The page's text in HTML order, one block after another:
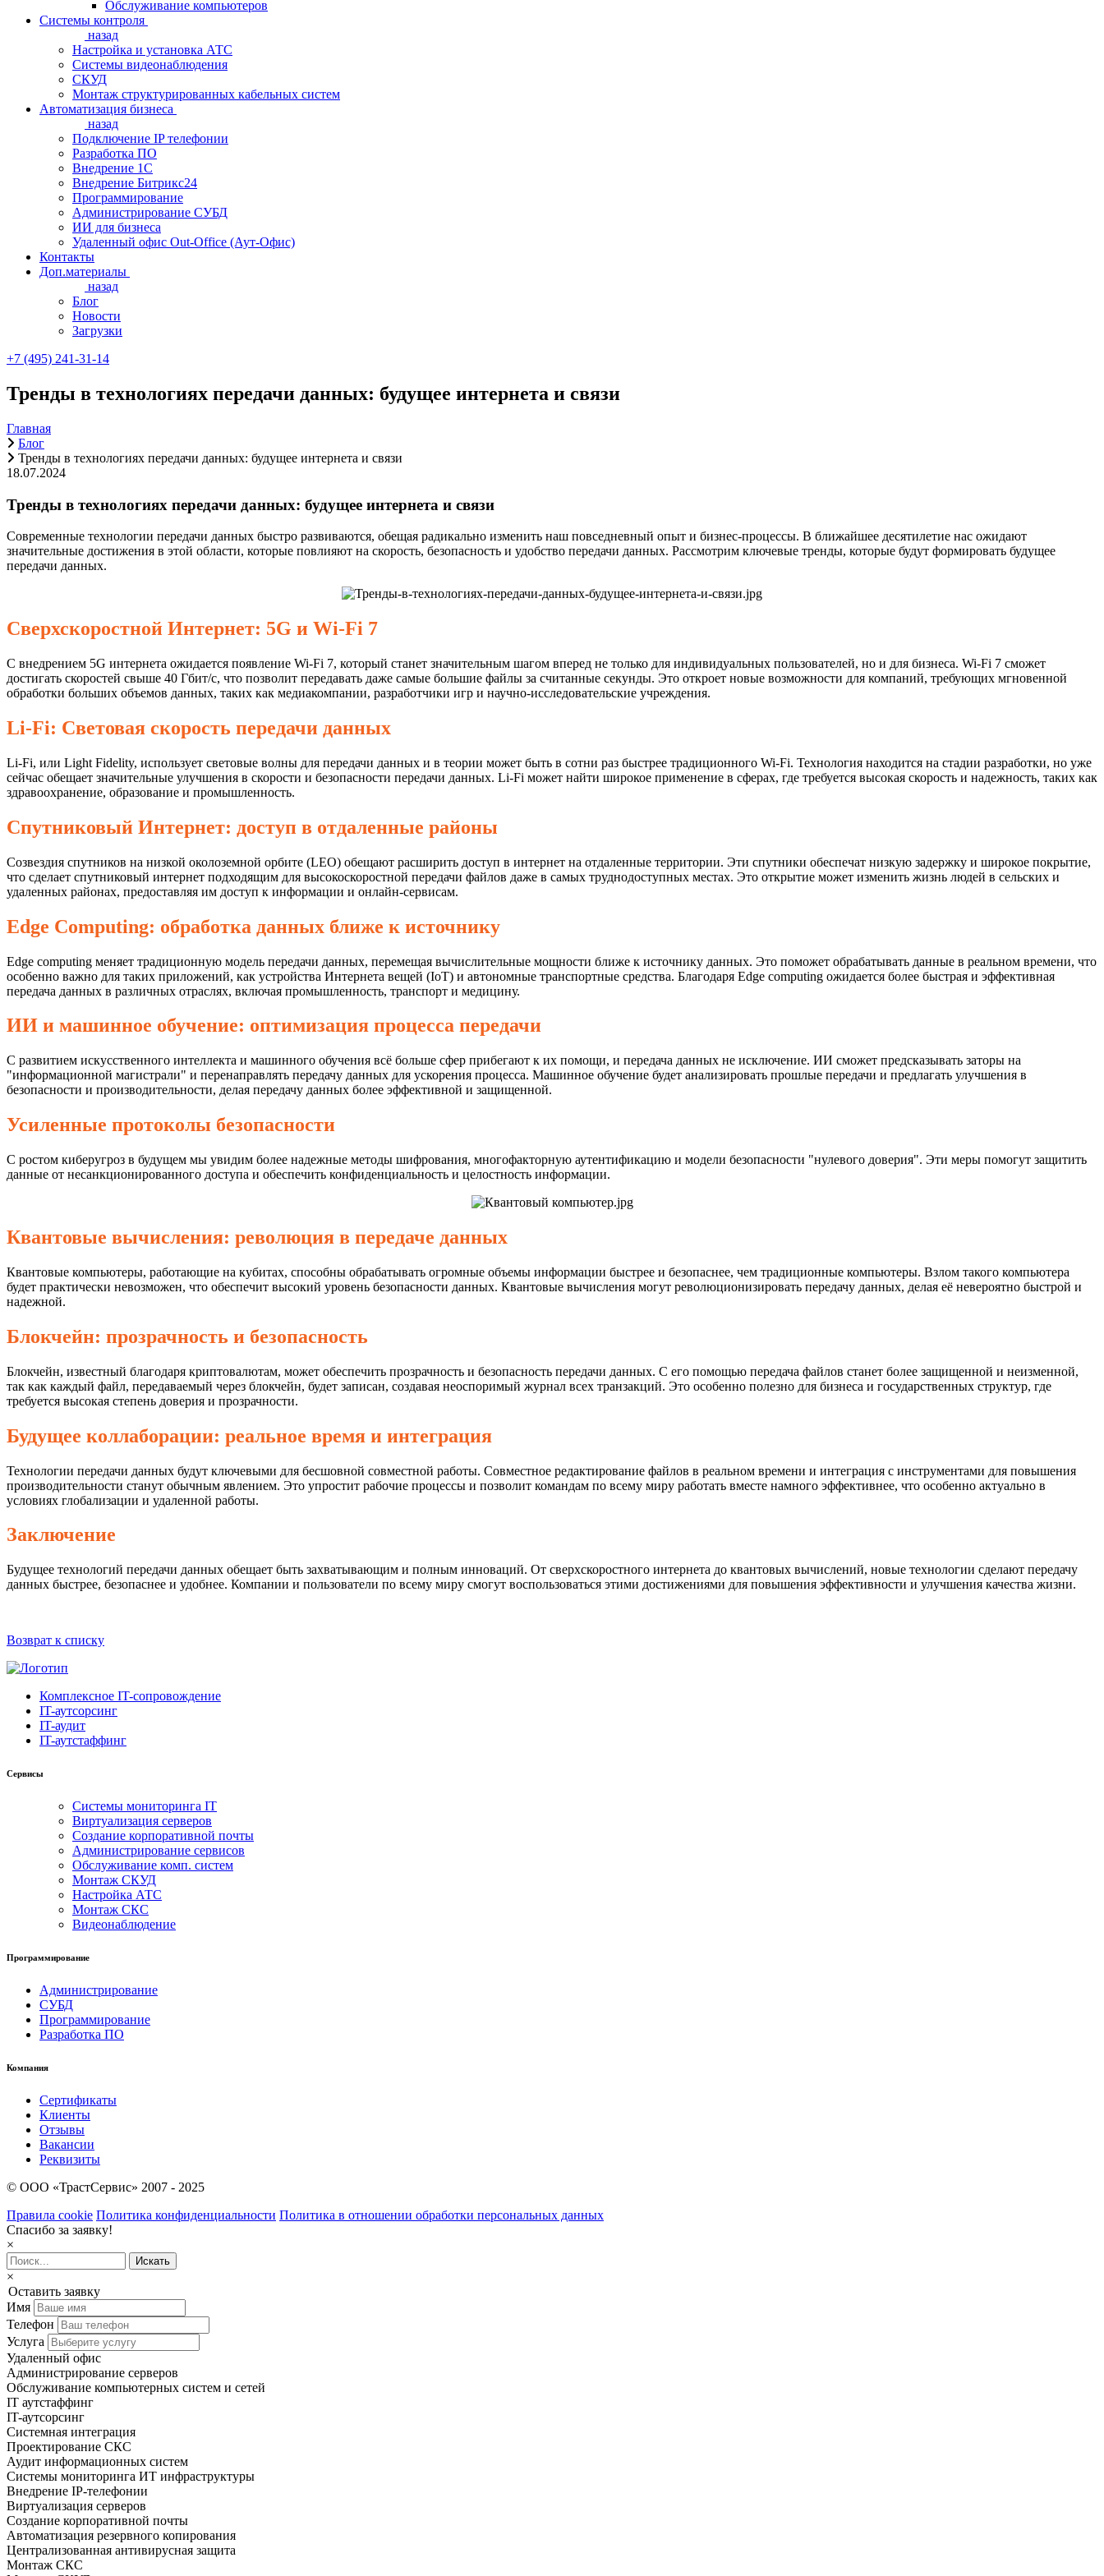
Обслуживание компьютеров
Системы контроля
назад
Настройка и установка АТС
Системы видеонаблюдения
СКУД
Монтаж структурированных кабельных систем
Автоматизация бизнеса
назад
Подключение IP телефонии
Разработка ПО
Внедрение 1С
Внедрение Битрикс24
Программирование
Администрирование СУБД
ИИ для бизнеса
Удаленный офис Out-Office (Аут-Офис)
Контакты
Доп.материалы
назад
Блог
Новости
Загрузки
+7 (495) 241-31-14
Тренды в технологиях передачи данных: будущее интернета и связи
Главная
Блог
Тренды в технологиях передачи данных: будущее интернета и связи
18.07.2024
Тренды в технологиях передачи данных: будущее интернета и связи
Современные технологии передачи данных быстро развиваются, обещая радикально изменить наш повседневный опыт и бизнес-процессы. В ближайшее десятилетие нас ожидают
значительные достижения в этой области, которые повлияют на скорость, безопасность и удобство передачи данных. Рассмотрим ключевые тренды, которые будут формировать будущее
передачи данных.
Сверхскоростной Интернет: 5G и Wi-Fi 7
С внедрением 5G интернета ожидается появление Wi-Fi 7, который станет значительным шагом вперед не только для индивидуальных пользователей, но и для бизнеса. Wi-Fi 7 сможет
достигать скоростей свыше 40 Гбит/с, что позволит передавать даже самые большие файлы за считанные секунды. Это откроет новые возможности для компаний, требующих мгновенной
обработки больших объемов данных, таких как медиакомпании, разработчики игр и научно-исследовательские учреждения.
Li-Fi: Световая скорость передачи данных
Li-Fi, или Light Fidelity, использует световые волны для передачи данных и в теории может быть в сотни раз быстрее традиционного Wi-Fi. Технология находится на стадии разработки, но уже
сейчас обещает значительные улучшения в скорости и безопасности передачи данных. Li-Fi может найти широкое применение в сферах, где требуется высокая скорость и надежность, таких как
здравоохранение, образование и промышленность.
Спутниковый Интернет: доступ в отдаленные районы
Созвездия спутников на низкой околоземной орбите (LEO) обещают расширить доступ в интернет на отдаленные территории. Эти спутники обеспечат низкую задержку и широкое покрытие,
что сделает спутниковый интернет подходящим для высокоскоростной передачи файлов даже в самых труднодоступных местах. Это открытие может изменить жизнь людей в сельских и
удаленных районах, предоставляя им доступ к информации и онлайн-сервисам.
Edge Computing: обработка данных ближе к источнику
Edge computing меняет традиционную модель передачи данных, перемещая вычислительные мощности ближе к источнику данных. Это поможет обрабатывать данные в реальном времени, что
особенно важно для таких приложений, как устройства Интернета вещей (IoT) и автономные транспортные средства. Благодаря Edge computing ожидается более быстрая и эффективная
передача данных в различных отраслях, включая промышленность, транспорт и медицину.
ИИ и машинное обучение: оптимизация процесса передачи
С развитием искусственного интеллекта и машинного обучения всё больше сфер прибегают к их помощи, и передача данных не исключение. ИИ сможет предсказывать заторы на
"информационной магистрали" и перенаправлять передачу данных для ускорения процесса. Машинное обучение будет анализировать прошлые передачи и предлагать улучшения в
безопасности и производительности, делая передачу данных более эффективной и защищенной.
Усиленные протоколы безопасности
С ростом киберугроз в будущем мы увидим более надежные методы шифрования, многофакторную аутентификацию и модели безопасности "нулевого доверия". Эти меры помогут защитить
данные от несанкционированного доступа и обеспечить конфиденциальность и целостность информации.
Квантовые вычисления: революция в передаче данных
Квантовые компьютеры, работающие на кубитах, способны обрабатывать огромные объемы информации быстрее и безопаснее, чем традиционные компьютеры. Взлом такого компьютера
будет практически невозможен, что обеспечит высокий уровень безопасности данных. Квантовые вычисления могут революционизировать передачу данных, делая её невероятно быстрой и
надежной.
Блокчейн: прозрачность и безопасность
Блокчейн, известный благодаря криптовалютам, может обеспечить прозрачность и безопасность передачи данных. С его помощью передача файлов станет более защищенной и неизменной,
так как каждый файл, передаваемый через блокчейн, будет записан, создавая неоспоримый журнал всех транзакций. Это особенно полезно для бизнеса и государственных структур, где
требуется высокая степень доверия и прозрачности.
Будущее коллаборации: реальное время и интеграция
Технологии передачи данных будут ключевыми для бесшовной совместной работы. Совместное редактирование файлов в реальном времени и интеграция с инструментами для повышения
производительности станут обычным явлением. Это упростит рабочие процессы и позволит командам по всему миру работать вместе намного эффективнее, что особенно актуально в
условиях глобализации и удаленной работы.
Заключение
Будущее технологий передачи данных обещает быть захватывающим и полным инноваций. От сверхскоростного интернета до квантовых вычислений, новые технологии сделают передачу
данных быстрее, безопаснее и удобнее. Компании и пользователи по всему миру смогут воспользоваться этими достижениями для повышения эффективности и улучшения качества жизни.
Возврат к списку
Комплексное IT-сопровождение
IT-аутсорсинг
IT-аудит
IT-аутстаффинг
Сервисы
Системы мониторинга IT
Виртуализация серверов
Создание корпоративной почты
Администрирование сервисов
Обслуживание комп. систем
Монтаж СКУД
Настройка АТС
Монтаж СКС
Видеонаблюдение
Программирование
Администрирование
СУБД
Программирование
Разработка ПО
Компания
Сертификаты
Клиенты
Отзывы
Вакансии
Реквизиты
© OOO «ТрастСервис» 2007 - 2025
Правила cookie Политика конфиденциальности Политика в отношении обработки персональных данных
Спасибо за заявку!
×
×
Оставить заявку
Имя
Телефон
Услуга
Удаленный офис
Администрирование серверов
Обслуживание компьютерных систем и сетей
IT аутстаффинг
IT-аутсорсинг
Системная интеграция
Проектирование СКС
Аудит информационных систем
Системы мониторинга ИТ инфраструктуры
Внедрение IP-телефонии
Виртуализация серверов
Создание корпоративной почты
Автоматизация резервного копирования
Централизованная антивирусная защита
Монтаж СКС